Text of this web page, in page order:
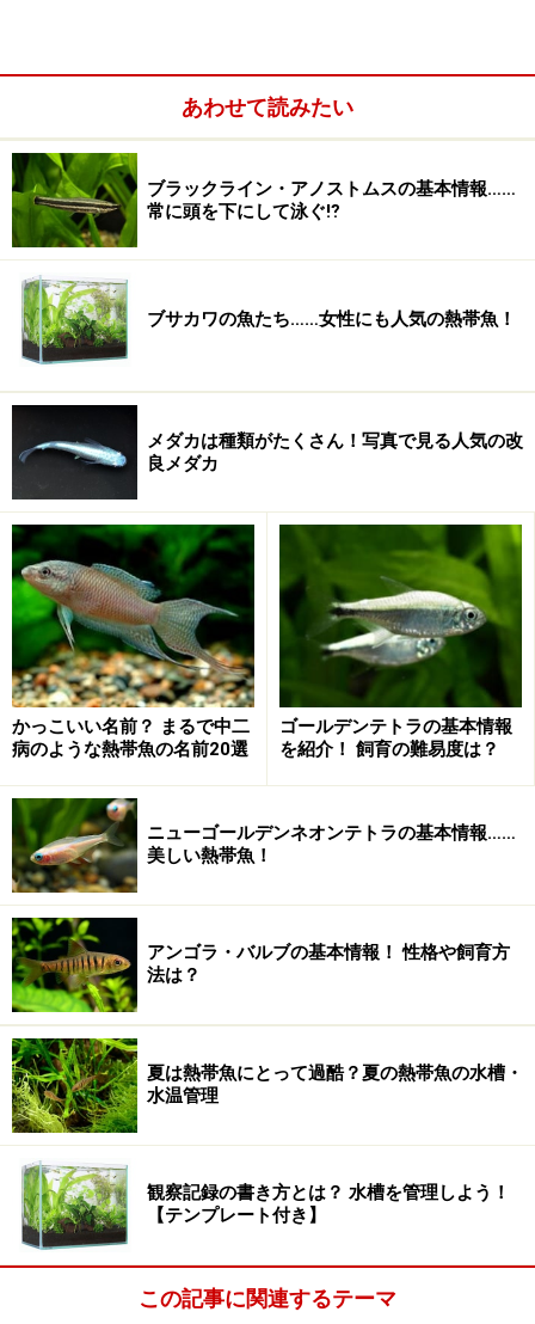
あわせて読みたい
ブラックライン・アノストムスの基本情報……
常に頭を下にして泳ぐ⁉
ブサカワの魚たち……女性にも人気の熱帯魚！
メダカは種類がたくさん！写真で見る人気の改
良メダカ
かっこいい名前？ まるで中二
病のような熱帯魚の名前20選
ゴールデンテトラの基本情報
を紹介！ 飼育の難易度は？
ニューゴールデンネオンテトラの基本情報……
美しい熱帯魚！
アンゴラ・バルブの基本情報！ 性格や飼育方
法は？
夏は熱帯魚にとって過酷？夏の熱帯魚の水槽・
水温管理
観察記録の書き方とは？ 水槽を管理しよう！
【テンプレート付き】
この記事に関連するテーマ